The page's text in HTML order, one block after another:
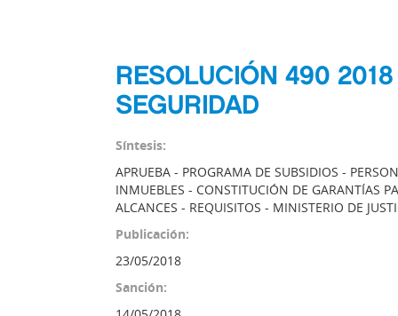
RESOLUCIÓN 490
SEGURIDAD
Síntesis:
APRUEBA - PROGRAMA DE SUBSIDIOS -
INMUEBLES - CONSTITUCIÓN DE GARANTÍAS
ALCANCES - REQUISITOS - MINISTERIO DE
Publicación:
23/05/2018
Sanción: